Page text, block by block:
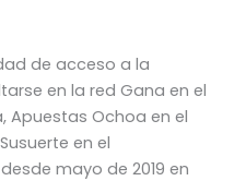
de acceso a la
en la red Gana en el
Ochoa en el
en el
mayo de 2019 en